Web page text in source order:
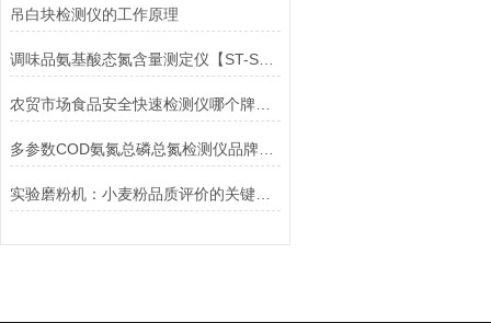
吊白块检测仪的工作原理
调味品氨基酸态氮含量测定仪【ST-SDJY】@三体仪器
实验磨粉机：小麦粉品质评价的关键工具